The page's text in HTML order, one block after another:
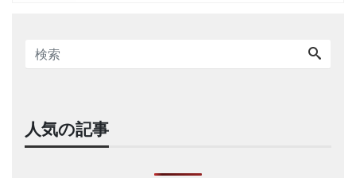
人気の記事